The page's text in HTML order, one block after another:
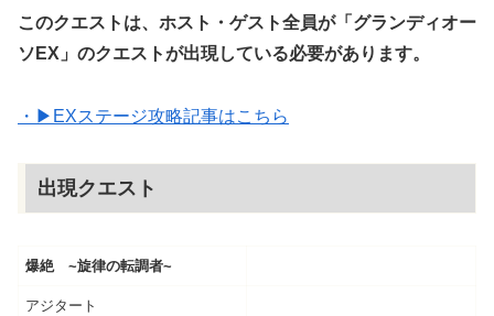
このクエストは、ホスト・ゲスト全員が「グランディオー
ソEX」のクエストが出現している必要があります。
・▶EXステージ攻略記事はこちら
出現クエスト
爆絶 ~旋律の転調者~
アジタート